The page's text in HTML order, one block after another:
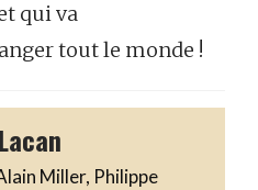
qui va
tout le monde !
Miller, Philippe